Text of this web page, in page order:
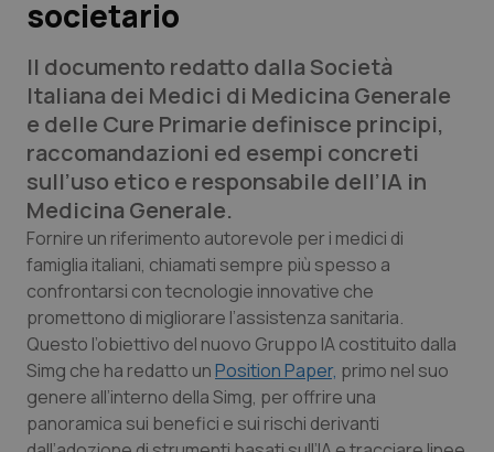
QS Pro
Professionisti Sanitari.AI
Abruzzo
Basilicata
Calabria
Campania
QS Pro Gold
Artrite & artrosi
Asma & BPCO
Car-T
QS Club Newsletter
societario
Il documento redatto dalla Società
Italiana dei Medici di Medicina Generale
e delle Cure Primarie definisce principi,
raccomandazioni ed esempi concreti
sull’uso etico e responsabile dell’IA in
Medicina Generale.
Fornire un riferimento autorevole per i medici di
famiglia italiani, chiamati sempre più spesso a
confrontarsi con tecnologie innovative che
promettono di migliorare l’assistenza sanitaria.
Questo l’obiettivo del nuovo Gruppo IA costituito dalla
Simg che ha redatto unPosition Paper, primo nel suo
genere all’interno della Simg, per offrire una
panoramica sui benefici e sui rischi derivanti